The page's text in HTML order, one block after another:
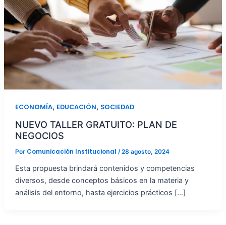
ECONOMÍA, EDUCACIÓN, SOCIEDAD
NUEVO TALLER GRATUITO: PLAN DE
NEGOCIOS
Por Comunicación Institucional /28 agosto, 2024
Esta propuesta brindará contenidos y competencias
diversos, desde conceptos básicos en la materia y
análisis del entorno, hasta ejercicios prácticos […]